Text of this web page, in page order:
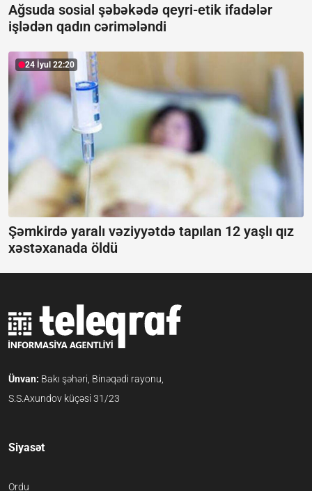
Ağsuda sosial şəbəkədə qeyri-etik ifadələr
işlədən qadın cərimələndi
24 İyul 22:20
Şəmkirdə yaralı vəziyyətdə tapılan 12 yaşlı qız
xəstəxanada öldü
Ünvan: Bakı şəhəri, Binəqədi rayonu,
S.S.Axundov küçəsi 31/23
Siyasət
Ordu